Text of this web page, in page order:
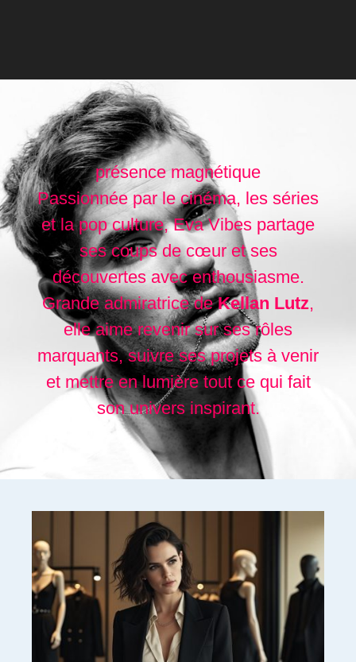
présence magnétique
Passionnée par le cinéma, les séries
et la pop culture, Eva Vibes partage
ses coups de cœur et ses
découvertes avec enthousiasme.
Grande admiratrice deKellan Lutz,
elle aime revenir sur ses rôles
marquants, suivre ses projets à venir
et mettre en lumière tout ce qui fait
son univers inspirant.